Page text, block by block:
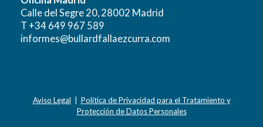
Calle del Segre 20, 28002 Madrid
T +34 649 967 589
informes@bullardfallaezcurra.com
Aviso Legal
Política de Privacidad para el Tratamiento y
Protección de Datos Personales